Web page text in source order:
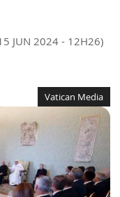
JUN 2024 - 12H26)
Vatican Media